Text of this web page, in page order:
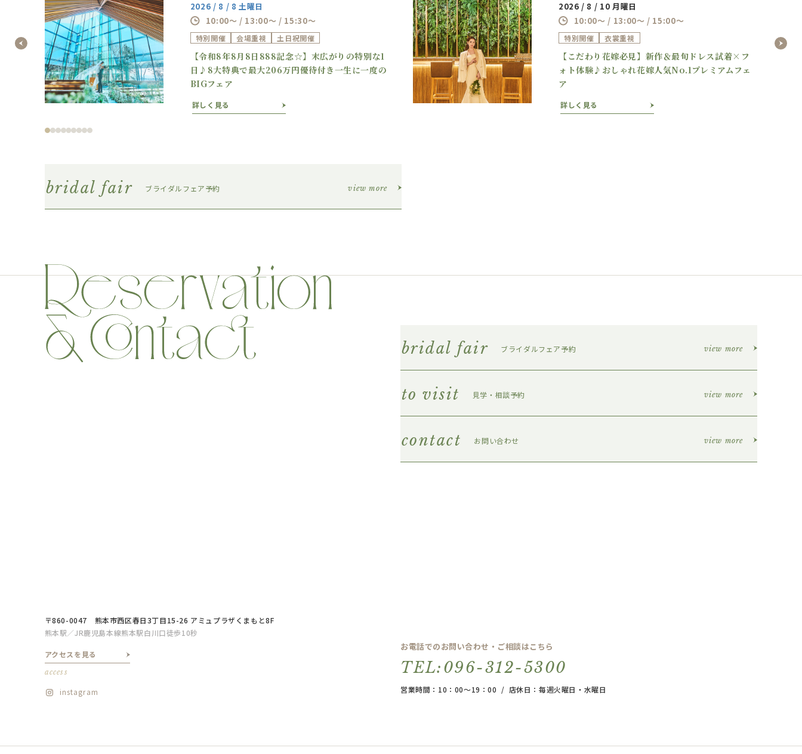
Previous
2026 / 8 / 8 土曜日
10:00～ / 13:00～ / 15:30～
特別開催 会場重視 土日祝開催
【令和8年8月8日888記念☆】末広がりの特別な1
日♪8大特典で最大206万円優待付き一生に一度の
BIGフェア
詳しく見る
2026 / 8 / 10 月曜日
10:00～ / 13:00～ / 15:00～
特別開催 衣裳重視
【こだわり花嫁必見】新作＆最旬ドレス試着×フ
ォト体験♪おしゃれ花嫁人気No.1プレミアムフェ
ア
詳しく見る
Next
bridal fair ブライダルフェア予約 view more
bridal fair ブライダルフェア予約 view more
to visit 見学・相談予約 view more
contact お問い合わせ view more
お電話でのお問い合わせ・ご相談はこちら
TEL:096-312-5300
営業時間：10：00～19：00 / 店休日：毎週火曜日・水曜日
〒860-0047 熊本市西区春日3丁目15-26 アミュプラザくまもと8F
熊本駅／JR鹿児島本線熊本駅白川口徒歩10秒
アクセスを見る
access
instagram